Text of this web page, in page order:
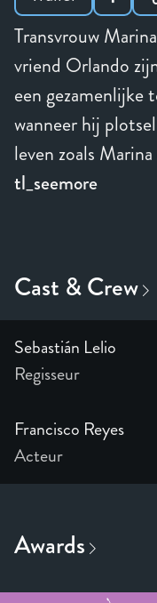
Transvrouw
vriend Orlando
een gezamenlijke
wanneer hij
leven zoals
tl_seemore
Sebastián Lelio
Regisseur
Francisco Reyes
Acteur